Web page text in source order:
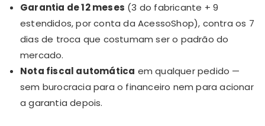
Garantia de 12 meses (3 do fabricante + 9
estendidos, por conta da AcessoShop), contra os 7
dias de troca que costumam ser o padrão do
mercado.
Nota fiscal automática em qualquer pedido —
sem burocracia para o financeiro nem para acionar
a garantia depois.